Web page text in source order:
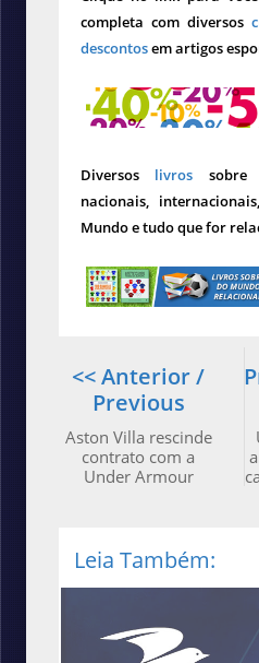
completa com diversos
descontosem artigos
Diversos livros sobre
nacionais,
Mundo e tudo que for
<< Anterior /
Previous
Aston Villa rescinde
contrato com a
Under Armour
Leia Também: